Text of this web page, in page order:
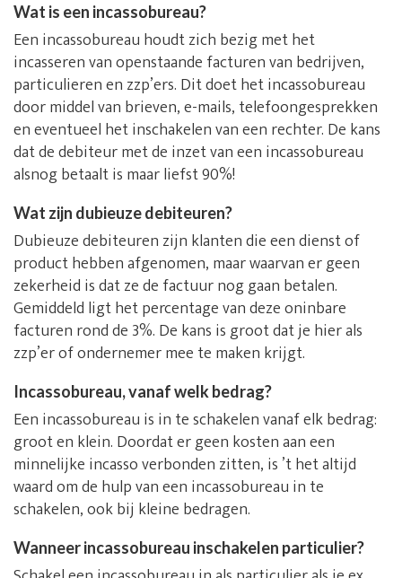
Wat is een incassobureau?
Een incassobureau houdt zich bezig met het
incasseren van openstaande facturen van bedrijven,
particulieren en zzp’ers. Dit doet het incassobureau
door middel van brieven, e-mails, telefoongesprekken
en eventueel het inschakelen van een rechter. De kans
dat de debiteur met de inzet van een incassobureau
alsnog betaalt is maar liefst 90%!
Wat zijn dubieuze debiteuren?
Dubieuze debiteuren zijn klanten die een dienst of
product hebben afgenomen, maar waarvan er geen
zekerheid is dat ze de factuur nog gaan betalen.
Gemiddeld ligt het percentage van deze oninbare
facturen rond de 3%. De kans is groot dat je hier als
zzp’er of ondernemer mee te maken krijgt.
Incassobureau, vanaf welk bedrag?
Een incassobureau is in te schakelen vanaf elk bedrag:
groot en klein. Doordat er geen kosten aan een
minnelijke incasso verbonden zitten, is ’t het altijd
waard om de hulp van een incassobureau in te
schakelen, ook bij kleine bedragen.
Wanneer incassobureau inschakelen particulier?